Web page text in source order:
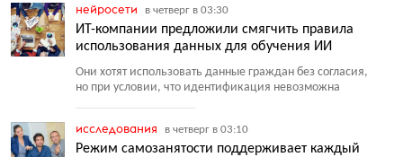
нейросети в четверг в 03:30
ИТ-компании предложили смягчить правила
использования данных для обучения ИИ
Они хотят использовать данные граждан без согласия,
но при условии, что идентификация невозможна
исследования в четверг в 03:10
Режим самозанятости поддерживает каждый